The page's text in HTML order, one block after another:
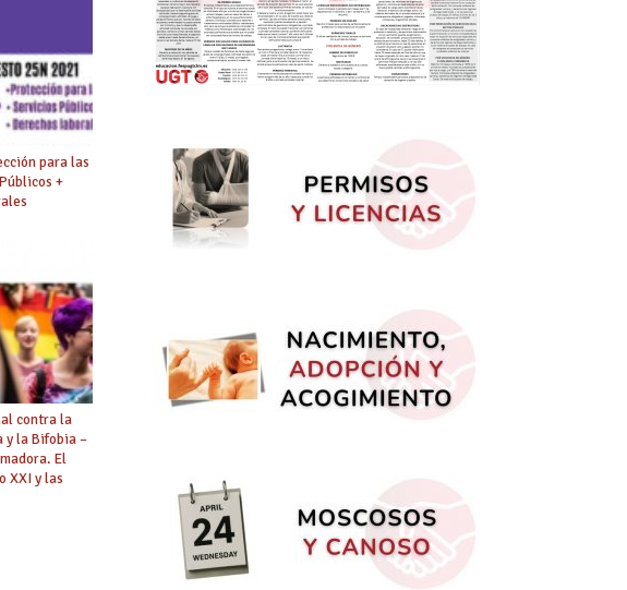
para las
+
contra la
y la Bifobia –
El
XXI y las